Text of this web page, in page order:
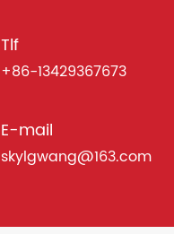
Tlf
+86-13429367673
E-mail
skylgwang@163.com